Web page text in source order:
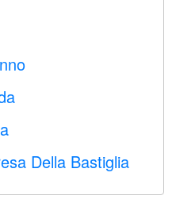
Della Bastiglia